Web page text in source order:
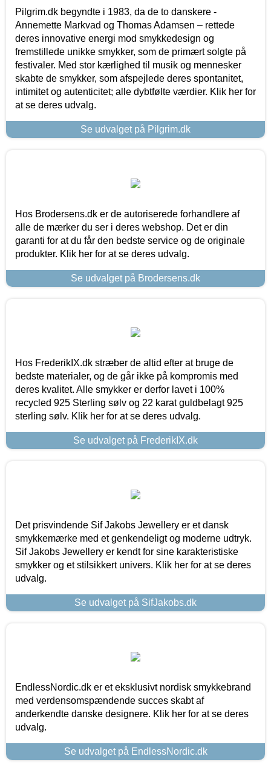
Pilgrim.dk begyndte i 1983, da de to danskere -
Annemette Markvad og Thomas Adamsen – rettede
deres innovative energi mod smykkedesign og
fremstillede unikke smykker, som de primært solgte på
festivaler. Med stor kærlighed til musik og mennesker
skabte de smykker, som afspejlede deres spontanitet,
intimitet og autenticitet; alle dybtfølte værdier. Klik her for
at se deres udvalg.
Se udvalget på Pilgrim.dk
Hos Brodersens.dk er de autoriserede forhandlere af
alle de mærker du ser i deres webshop. Det er din
garanti for at du får den bedste service og de originale
produkter. Klik her for at se deres udvalg.
Se udvalget på Brodersens.dk
Hos FrederikIX.dk stræber de altid efter at bruge de
bedste materialer, og de går ikke på kompromis med
deres kvalitet. Alle smykker er derfor lavet i 100%
recycled 925 Sterling sølv og 22 karat guldbelagt 925
sterling sølv. Klik her for at se deres udvalg.
Se udvalget på FrederikIX.dk
Det prisvindende Sif Jakobs Jewellery er et dansk
smykkemærke med et genkendeligt og moderne udtryk.
Sif Jakobs Jewellery er kendt for sine karakteristiske
smykker og et stilsikkert univers. Klik her for at se deres
udvalg.
Se udvalget på SifJakobs.dk
EndlessNordic.dk er et eksklusivt nordisk smykkebrand
med verdensomspændende succes skabt af
anderkendte danske designere. Klik her for at se deres
udvalg.
Se udvalget på EndlessNordic.dk